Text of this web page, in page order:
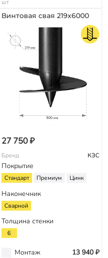
шт
Винтовая свая 219х6000
27 750 ₽
Бренд КЗС
Покрытие
Стандарт Премиум Цинк
Наконечник
Сварной
Толщина стенки
6
Монтаж 13 940 ₽